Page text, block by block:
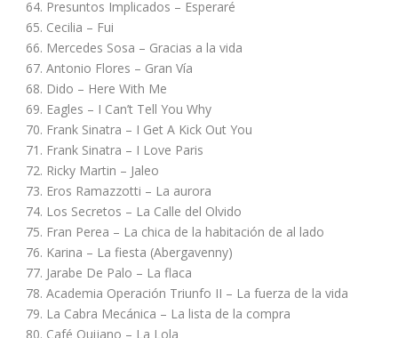
64. Presuntos Implicados – Esperaré
65. Cecilia – Fui
66. Mercedes Sosa – Gracias a la vida
67. Antonio Flores – Gran Vía
68. Dido – Here With Me
69. Eagles – I Can’t Tell You Why
70. Frank Sinatra – I Get A Kick Out You
71. Frank Sinatra – I Love Paris
72. Ricky Martin – Jaleo
73. Eros Ramazzotti – La aurora
74. Los Secretos – La Calle del Olvido
75. Fran Perea – La chica de la habitación de al lado
76. Karina – La fiesta (Abergavenny)
77. Jarabe De Palo – La flaca
78. Academia Operación Triunfo II – La fuerza de la vida
79. La Cabra Mecánica – La lista de la compra
80. Café Quijano – La Lola